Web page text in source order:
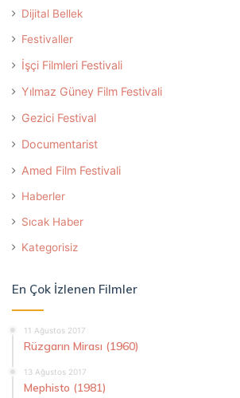
Dijital Bellek
Festivaller
İşçi Filmleri Festivali
Yılmaz Güney Film Festivali
Gezici Festival
Documentarist
Amed Film Festivali
Haberler
Sıcak Haber
Kategorisiz
En Çok İzlenen Filmler
11 Ağustos 2017
Rüzgarın Mirası (1960)
13 Ağustos 2017
Mephisto (1981)